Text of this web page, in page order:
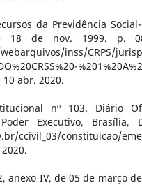
da Previdência
18 de nov. 1999. p.
inss/CRPS/
10 abr. 2020.
nº 103. Diário
Executivo, Brasília,
ccivil_03/constituicao/
anexo IV, de 05 de março